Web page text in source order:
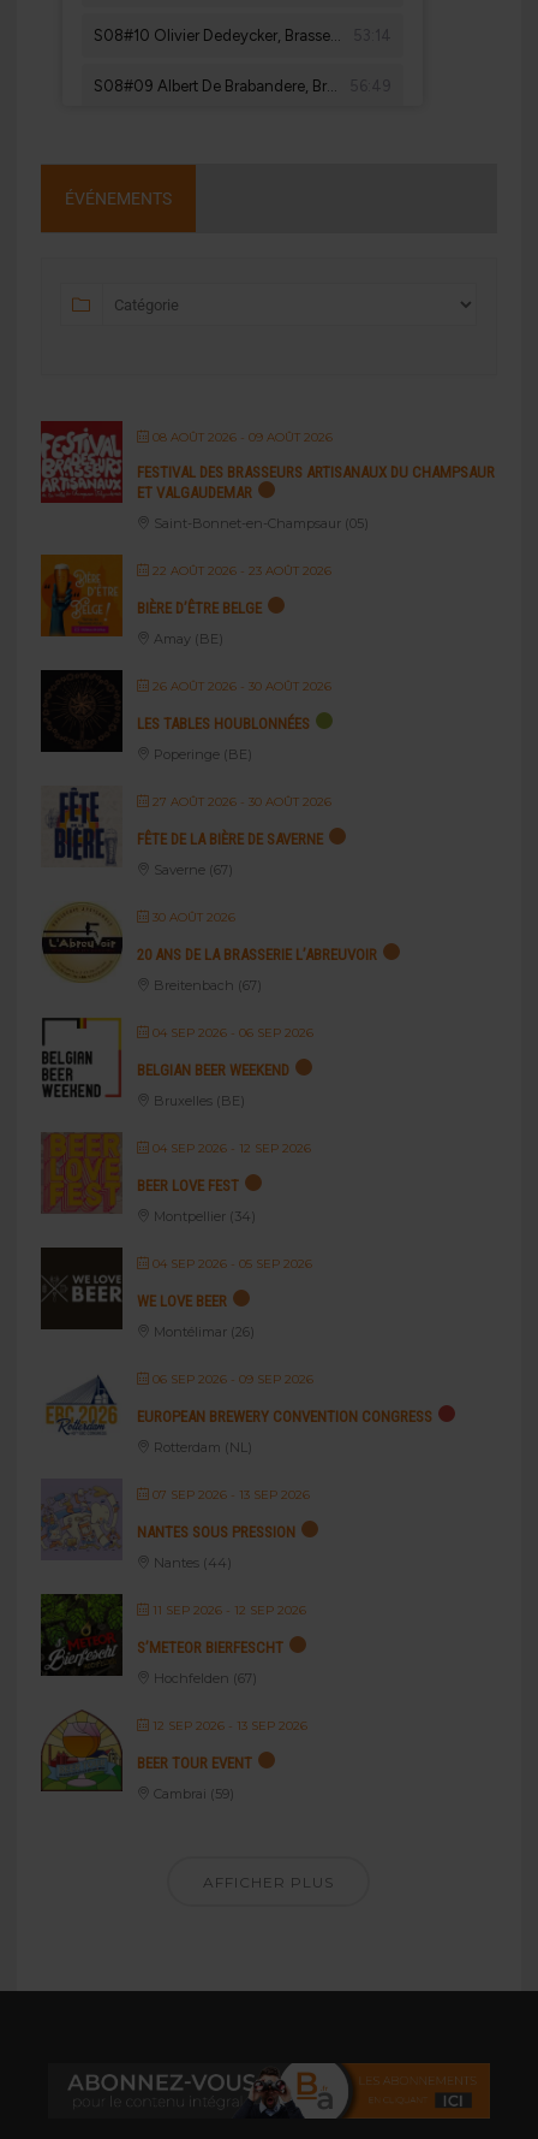
ÉVÉNEMENTS
08 AOÛT 2026- 09 AOÛT 2026
FESTIVAL DES BRASSEURS ARTISANAUX DU CHAMPSAUR
ET VALGAUDEMAR
Saint-Bonnet-en-Champsaur (05)
22 AOÛT 2026- 23 AOÛT 2026
BIÈRE D’ÊTRE BELGE
Amay (BE)
26 AOÛT 2026- 30 AOÛT 2026
LES TABLES HOUBLONNÉES
Poperinge (BE)
27 AOÛT 2026- 30 AOÛT 2026
FÊTE DE LA BIÈRE DE SAVERNE
Saverne (67)
30 AOÛT 2026
20 ANS DE LA BRASSERIE L’ABREUVOIR
Breitenbach (67)
04 SEP 2026- 06 SEP 2026
BELGIAN BEER WEEKEND
Bruxelles (BE)
04 SEP 2026- 12 SEP 2026
BEER LOVE FEST
Montpellier (34)
04 SEP 2026- 05 SEP 2026
WE LOVE BEER
Montélimar (26)
06 SEP 2026- 09 SEP 2026
EUROPEAN BREWERY CONVENTION CONGRESS
Rotterdam (NL)
07 SEP 2026- 13 SEP 2026
NANTES SOUS PRESSION
Nantes (44)
11 SEP 2026- 12 SEP 2026
S’METEOR BIERFESCHT
Hochfelden (67)
12 SEP 2026- 13 SEP 2026
BEER TOUR EVENT
Cambrai (59)
AFFICHER PLUS